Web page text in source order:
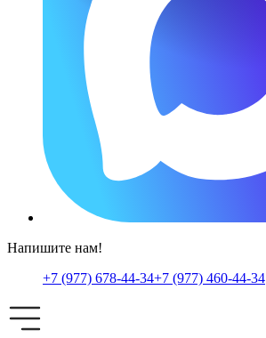
Напишите нам!
+7 (977) 678-44-34+7 (977) 460-44-34